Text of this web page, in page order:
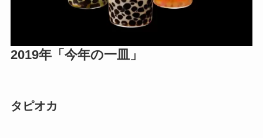
2019年「今年の一皿」
タピオカ